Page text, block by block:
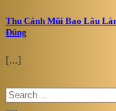
Thu Cánh Mũi Bao Lâu
Đúng
[...]